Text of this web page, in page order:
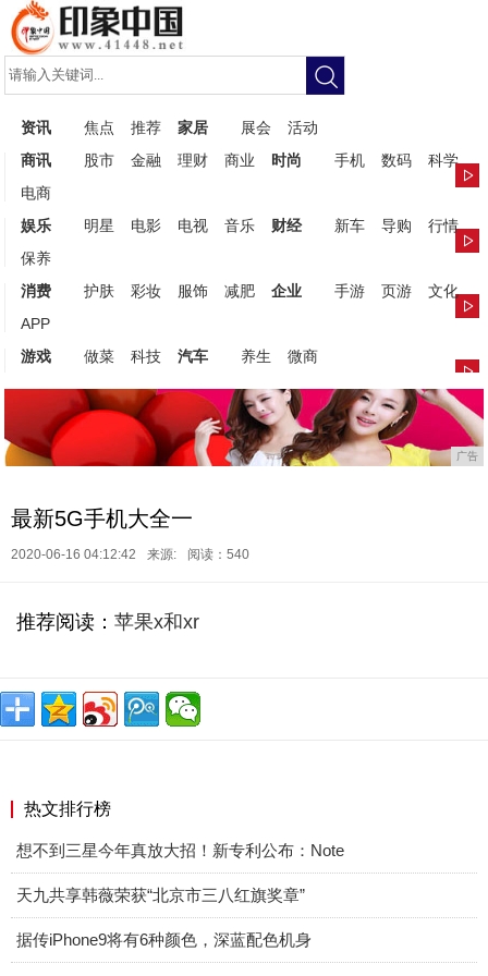
资讯 焦点 推荐 家居 展会
活动
商讯
股市 金融 理财 商业 时尚 手机 数码
科学
电商
娱乐
明星 电影 电视 音乐 财经 新车 导购
行情
保养
消费
护肤 彩妆 服饰 减肥 企业 手游 页游
文化
APP
游戏
做菜 科技 汽车 养生 微商
广告
最新5G手机大全一
2020-06-16 04:12:42 来源: 阅读：540
推荐阅读： 苹果x和xr
热文排行榜
想不到三星今年真放大招！新专利公布：Note
天九共享韩薇荣获“北京市三八红旗奖章”
据传iPhone9将有6种颜色，深蓝配色机身